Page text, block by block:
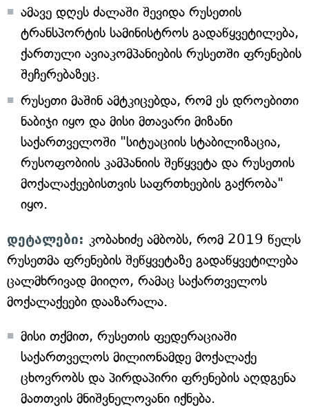
ამავე დღეს ძალაში შევიდა რუსეთის
ტრანსპორტის სამინისტროს გადაწყვეტილება,
ქართული ავიაკომპანიების რუსეთში ფრენების
შეჩერებაზეც.
რუსეთი მაშინ ამტკიცებდა, რომ ეს დროებითი
ნაბიჯი იყო და მისი მთავარი მიზანი
საქართველოში "სიტუაციის სტაბილიზაცია,
რუსოფობიის კამპანიის შეწყვეტა და რუსეთის
მოქალაქეებისთვის საფრთხეების გაქრობა"
იყო.
დეტალები: კობახიძე ამბობს, რომ 2019 წელს
რუსეთმა ფრენების შეწყვეტაზე გადაწყვეტილება
ცალმხრივად მიიღო, რამაც საქართველოს
მოქალაქეები დააზარალა.
მისი თქმით, რუსეთის ფედერაციაში
საქართველოს მილიონამდე მოქალაქე
ცხოვრობს და პირდაპირი ფრენების აღდგენა
მათთვის მნიშვნელოვანი იქნება.